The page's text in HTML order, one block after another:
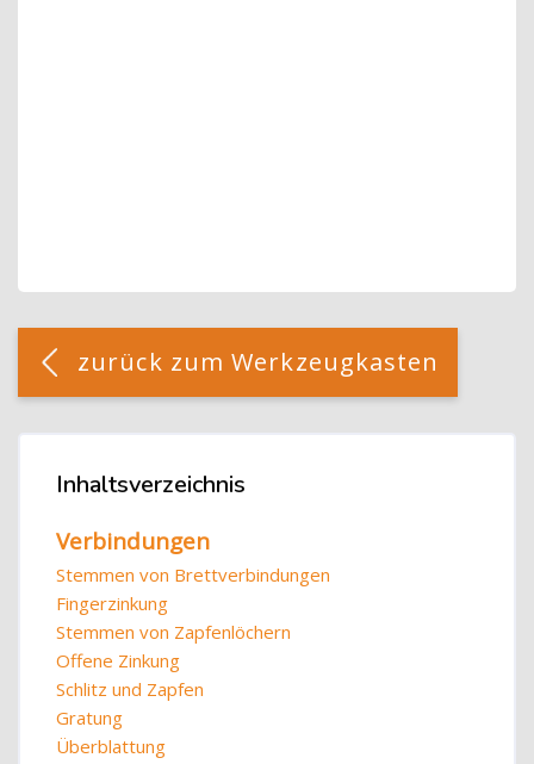
Blöcke
[Cocoon] Custom HTML überspringen
zurück zum Werkzeugkasten
Inhaltsverzeichnis überspringen
Inhaltsverzeichnis
Verbindungen
Stemmen von Brettverbindungen
Fingerzinkung
Stemmen von Zapfenlöchern
Offene Zinkung
Schlitz und Zapfen
Gratung
Überblattung